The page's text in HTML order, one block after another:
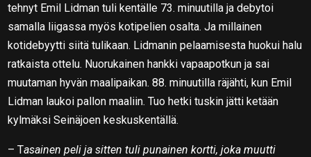
tehnyt Emil Lidman tuli kentälle 73. minuutilla ja debytoi
samalla liigassa myös kotipelien osalta. Ja millainen
kotidebyytti siitä tulikaan. Lidmanin pelaamisesta huokui halu
ratkaista ottelu. Nuorukainen hankki vapaapotkun ja sai
muutaman hyvän maalipaikan. 88. minuutilla räjähti, kun Emil
Lidman laukoi pallon maaliin. Tuo hetki tuskin jätti ketään
kylmäksi Seinäjoen keskuskentällä.
– Tasainen peli ja sitten tuli punainen kortti, joka muutti